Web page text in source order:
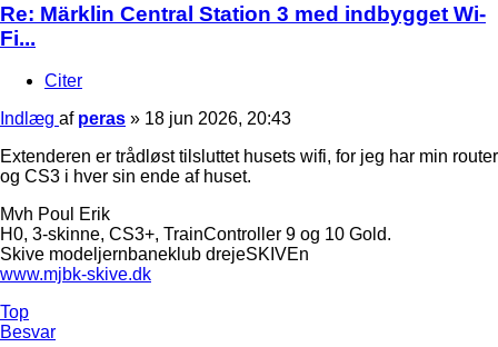
Re: Märklin Central Station 3 med indbygget Wi-
Fi...
Citer
Indlæg af peras » 18 jun 2026, 20:43
Extenderen er trådløst tilsluttet husets wifi, for jeg har min router
og CS3 i hver sin ende af huset.
Mvh Poul Erik
H0, 3-skinne, CS3+, TrainController 9 og 10 Gold.
Skive modeljernbaneklub drejeSKIVEn
www.mjbk-skive.dk
Top
Besvar